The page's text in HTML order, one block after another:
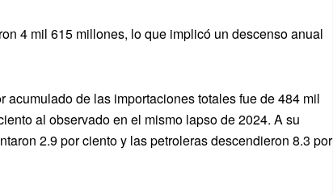
4 mil 615 millones, lo que implicó un descenso anual
de las importaciones totales fue de 484 mil
al observado en el mismo lapso de 2024. A su
2.9 por ciento y las petroleras descendieron 8.3 por